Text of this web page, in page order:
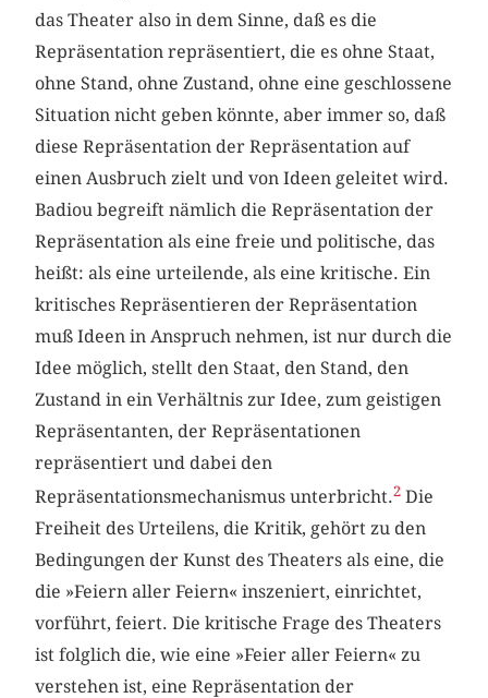
das Theater also in dem Sinne, daß es die
Repräsentation repräsentiert, die es ohne Staat,
ohne Stand, ohne Zustand, ohne eine geschlossene
Situation nicht geben könnte, aber immer so, daß
diese Repräsentation der Repräsentation auf
einen Ausbruch zielt und von Ideen geleitet wird.
Badiou begreift nämlich die Repräsentation der
Repräsentation als eine freie und politische, das
heißt: als eine urteilende, als eine kritische. Ein
kritisches Repräsentieren der Repräsentation
muß Ideen in Anspruch nehmen, ist nur durch die
Idee möglich, stellt den Staat, den Stand, den
Zustand in ein Verhältnis zur Idee, zum geistigen
Repräsentanten, der Repräsentationen
repräsentiert und dabei den
Repräsentationsmechanismus unterbricht.2 Die
Freiheit des Urteilens, die Kritik, gehört zu den
Bedingungen der Kunst des Theaters als eine, die
die »Feiern aller Feiern« inszeniert, einrichtet,
vorführt, feiert. Die kritische Frage des Theaters
ist folglich die, wie eine »Feier aller Feiern« zu
verstehen ist, eine Repräsentation der